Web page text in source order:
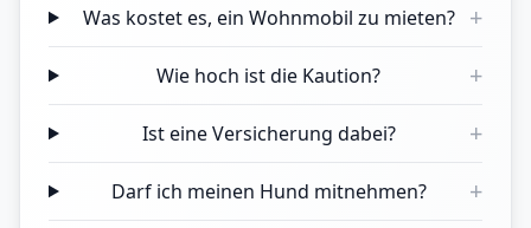
Was kostet es, ein Wohnmobil zu mieten? +
Wie hoch ist die Kaution? +
Ist eine Versicherung dabei? +
Darf ich meinen Hund mitnehmen? +